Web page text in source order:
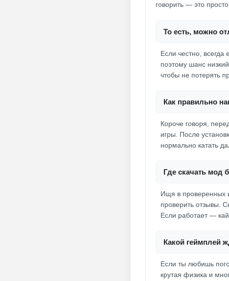
говорить — это
То есть, можно
Если честно, всегда
поэтому шанс
чтобы не потерять
Как правильно
Короче говоря,
игры. После
нормально катать
Где скачать мод
Ищя в проверенных
проверить отзывы.
Если работает —
Какой геймплей
Если ты любишь
крутая физика и